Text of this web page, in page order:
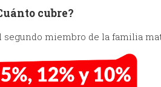
cubre?
segundo miembro de la familia